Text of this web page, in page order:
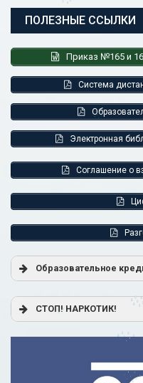
ПОЛЕЗНЫЕ ССЫЛКИ
Приказ №165 и
Система
Электронная
Соглашение о
Образовательное
Постановление
«О государственной
СТОП! НАРКОТИК!
Сделай